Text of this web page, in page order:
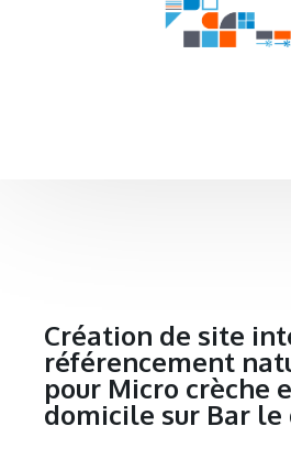
Création de site
référencement
pour Micro crèche
domicile sur Bar le